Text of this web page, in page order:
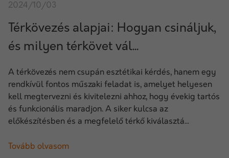
2024/10/03
Térkövezés alapjai: Hogyan csináljuk,
és milyen térkövet vál...
A térkövezés nem csupán esztétikai kérdés, hanem egy
rendkívül fontos műszaki feladat is, amelyet helyesen
kell megtervezni és kivitelezni ahhoz, hogy évekig tartós
és funkcionális maradjon. A siker kulcsa az
előkészítésben és a megfelelő térkő kiválasztá...
Tovább olvasom